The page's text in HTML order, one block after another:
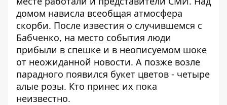
домом нависла всеобщая атмосфера
скорби. После известия о случившемся с
Бабченко, на место события люди
прибыли в спешке и в неописуемом шоке
от неожиданной новости. А позже возле
парадного появился букет цветов - четыре
алые розы. Кто принес их пока
неизвестно.